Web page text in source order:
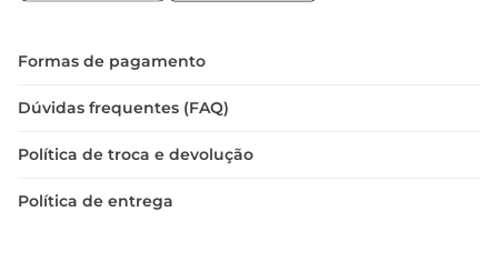
Formas de pagamento
Dúvidas frequentes (FAQ)
Política de troca e devolução
Política de entrega